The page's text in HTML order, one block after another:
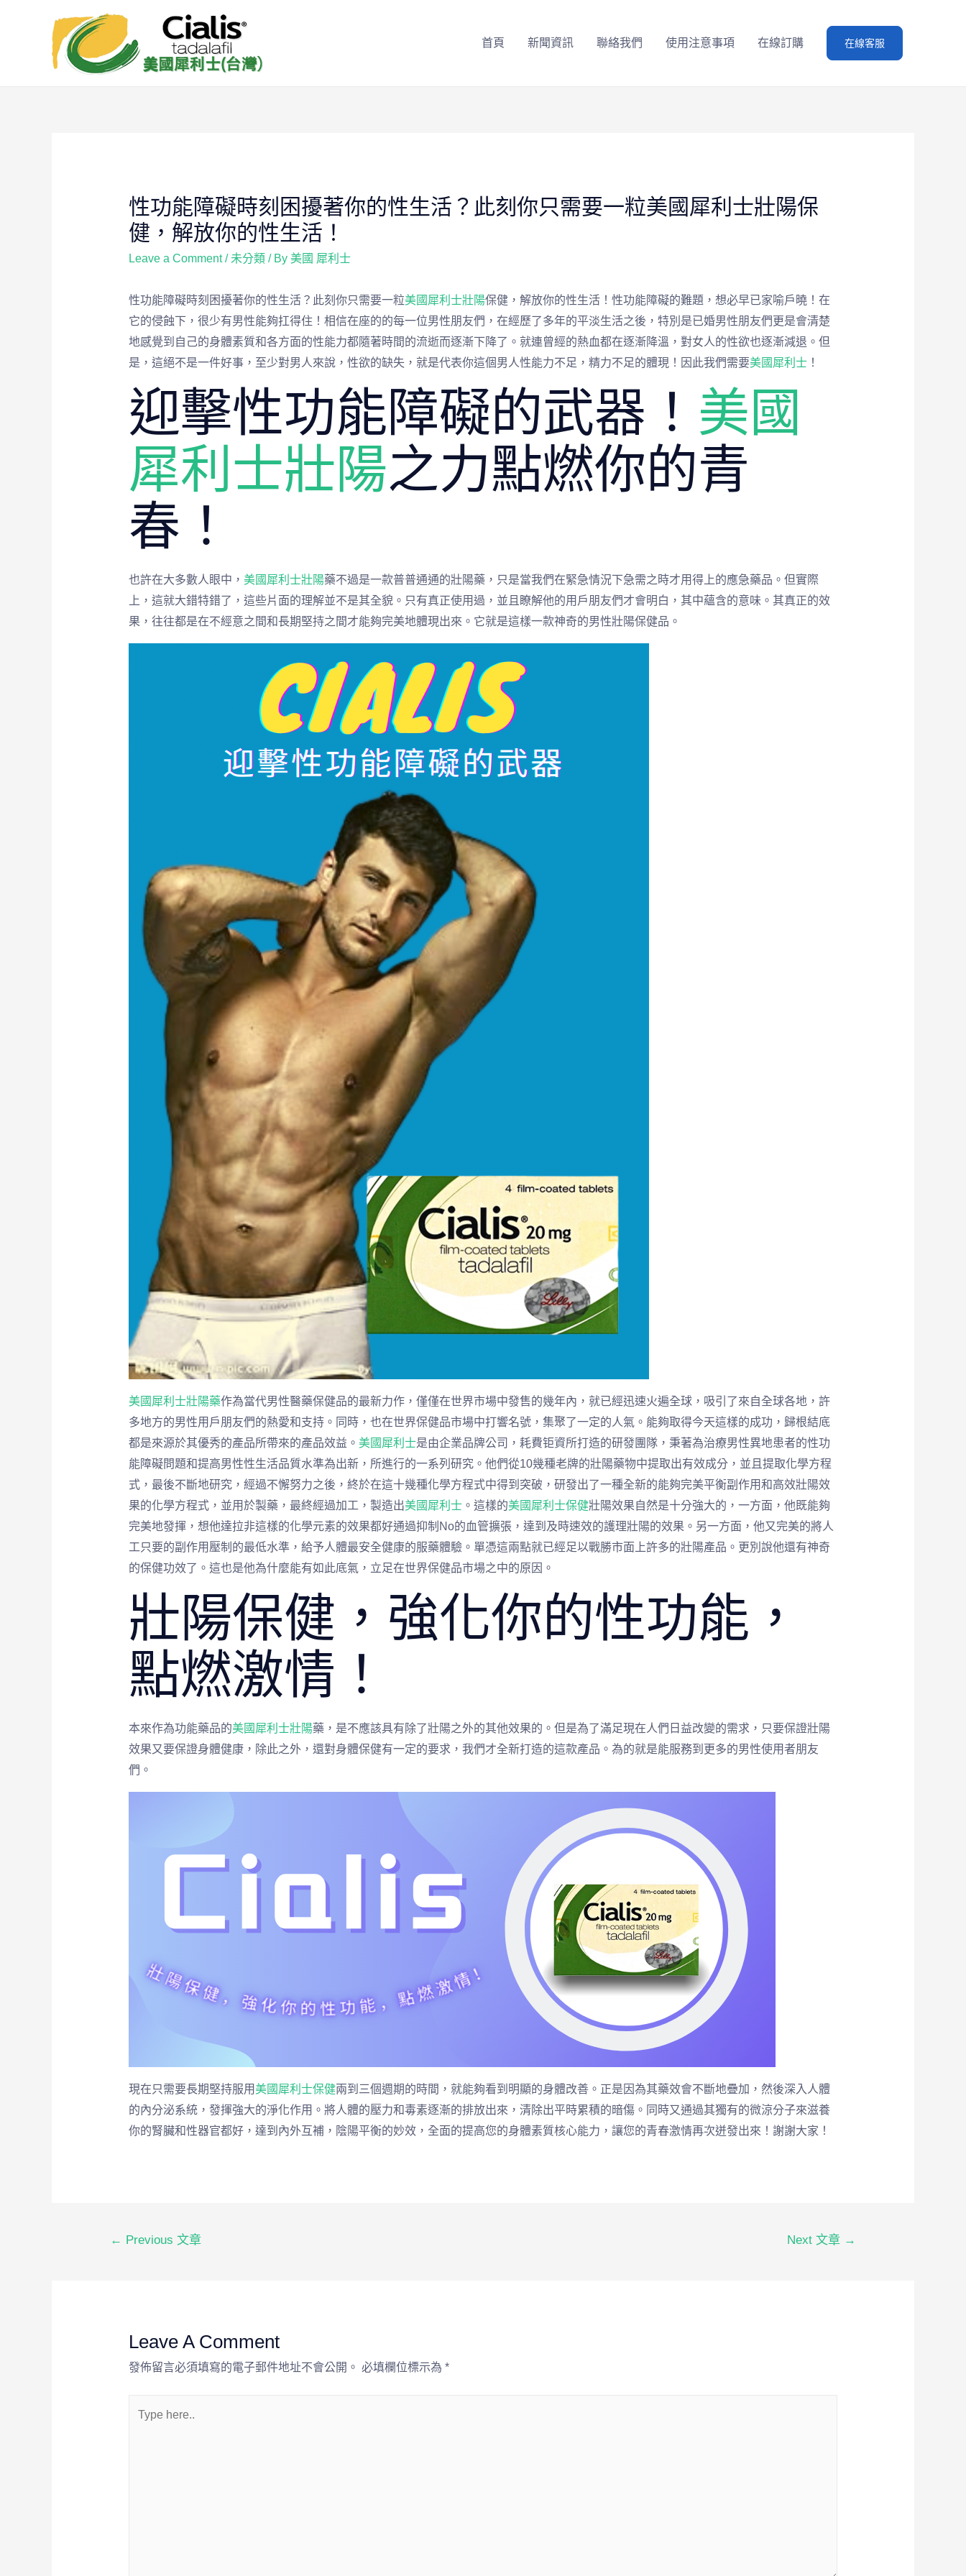
首頁 新聞資訊 聯絡我們 使用注意事項 在線訂購 在線客服
性功能障礙時刻困擾著你的性生活？此刻你只需要一粒美國犀利士壯陽保
健，解放你的性生活！
Leave a Comment /未分類 / By 美國 犀利士
性功能障礙時刻困擾著你的性生活？此刻你只需要一粒美國犀利士壯陽保健，解放你的性生活！性功能障礙的難題，想必早已家喻戶曉！在
它的侵蝕下，很少有男性能夠扛得住！相信在座的的每一位男性朋友們，在經歷了多年的平淡生活之後，特別是已婚男性朋友們更是會清楚
地感覺到自己的身體素質和各方面的性能力都隨著時間的流逝而逐漸下降了。就連曾經的熱血都在逐漸降溫，對女人的性欲也逐漸減退。但
是，這絕不是一件好事，至少對男人來說，性欲的缺失，就是代表你這個男人性能力不足，精力不足的體現！因此我們需要美國犀利士！
迎擊性功能障礙的武器！ 美國
犀利士壯陽之力點燃你的青
春！
也許在大多數人眼中， 美國犀利士壯陽藥不過是一款普普通通的壯陽藥，只是當我們在緊急情況下急需之時才用得上的應急藥品。但實際
上，這就大錯特錯了，這些片面的理解並不是其全貌。只有真正使用過，並且瞭解他的用戶朋友們才會明白，其中蘊含的意味。其真正的效
果，往往都是在不經意之間和長期堅持之間才能夠完美地體現出來。它就是這樣一款神奇的男性壯陽保健品。
美國犀利士壯陽藥作為當代男性醫藥保健品的最新力作，僅僅在世界市場中發售的幾年內，就已經迅速火遍全球，吸引了來自全球各地，許
多地方的男性用戶朋友們的熱愛和支持。同時，也在世界保健品市場中打響名號，集聚了一定的人氣。能夠取得今天這樣的成功，歸根結底
都是來源於其優秀的產品所帶來的產品效益。 美國犀利士是由企業品牌公司，耗費钜資所打造的研發團隊，秉著為治療男性異地患者的性功
能障礙問題和提高男性性生活品質水準為出新，所進行的一系列研究。他們從10幾種老牌的壯陽藥物中提取出有效成分，並且提取化學方程
式，最後不斷地研究，經過不懈努力之後，終於在這十幾種化學方程式中得到突破，研發出了一種全新的能夠完美平衡副作用和高效壯陽效
果的化學方程式，並用於製藥，最終經過加工，製造出美國犀利士。這樣的美國犀利士保健壯陽效果自然是十分強大的，一方面，他既能夠
完美地發揮，想他達拉非這樣的化學元素的效果都好通過抑制No的血管擴張，達到及時速效的護理壯陽的效果。另一方面，他又完美的將人
工只要的副作用壓制的最低水準，給予人體最安全健康的服藥體驗。單憑這兩點就已經足以戰勝市面上許多的壯陽產品。更別說他還有神奇
的保健功效了。這也是他為什麼能有如此底氣，立足在世界保健品市場之中的原因。
壯陽保健，強化你的性功能，
點燃激情！
本來作為功能藥品的美國犀利士壯陽藥，是不應該具有除了壯陽之外的其他效果的。但是為了滿足現在人們日益改變的需求，只要保證壯陽
效果又要保證身體健康，除此之外，還對身體保健有一定的要求，我們才全新打造的這款產品。為的就是能服務到更多的男性使用者朋友
們。
現在只需要長期堅持服用 美國犀利士保健兩到三個週期的時間，就能夠看到明顯的身體改善。正是因為其藥效會不斷地疊加，然後深入人體
的內分泌系統，發揮強大的淨化作用。將人體的壓力和毒素逐漸的排放出來，清除出平時累積的暗傷。同時又通過其獨有的微涼分子來滋養
你的腎臟和性器官都好，達到內外互補，陰陽平衡的妙效，全面的提高您的身體素質核心能力，讓您的青春激情再次迸發出來！謝謝大家！
← Previous 文章 Next 文章 →
Leave A Comment
發佈留言必須填寫的電子郵件地址不會公開。 必填欄位標示為 *